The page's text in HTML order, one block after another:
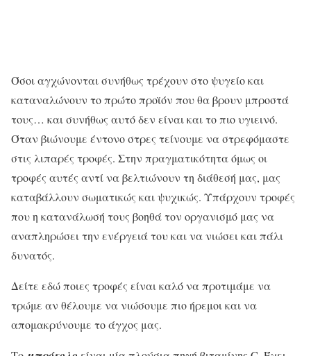
Όσοι αγχώνονται συνήθως τρέχουν στο ψυγείο και
καταναλώνουν το πρώτο προϊόν που θα βρουν μπροστά
τους… και συνήθως αυτό δεν είναι και το πιο υγιεινό.
Όταν βιώνουμε έντονο στρες τείνουμε να στρεφόμαστε
στις λιπαρές τροφές. Στην πραγματικότητα όμως οι
τροφές αυτές αντί να βελτιώνουν τη διάθεσή μας, μας
καταβάλλουν σωματικώς και ψυχικώς. Υπάρχουν τροφές
που η κατανάλωσή τους βοηθά τον οργανισμό μας να
αναπληρώσει την ενέργειά του και να νιώσει και πάλι
δυνατός.
Δείτε εδώ ποιες τροφές είναι καλό να προτιμάμε να
τρώμε αν θέλουμε να νιώσουμε πιο ήρεμοι και να
απομακρύνουμε το άγχος μας.